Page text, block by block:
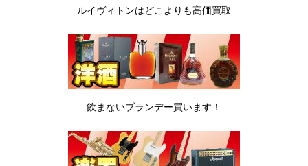
ルイヴィトンはどこよりも高価買取
飲まないブランデー買います！